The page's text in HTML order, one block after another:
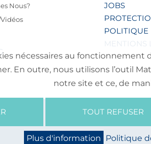
Nous?
JOBS
POLITIQUE
MENTIONS
nécessaires au
En outre, nous utilisons l’outil
notre site et ce, de
TOUT REFUSER
Plus d'information Politique